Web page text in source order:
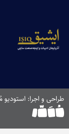
طراحی و اجرا: استودیو